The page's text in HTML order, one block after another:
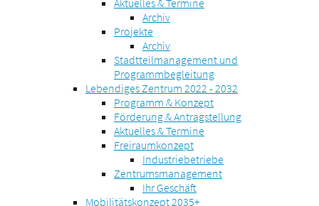
Aktuelles & Termine
Archiv
Projekte
Archiv
Stadtteilmanagement und
Programmbegleitung
Lebendiges Zentrum 2022 - 2032
Programm & Konzept
Förderung & Antragstellung
Aktuelles & Termine
Freiraumkonzept
Industriebetriebe
Zentrumsmanagement
Ihr Geschäft
Mobilitätskonzept 2035+